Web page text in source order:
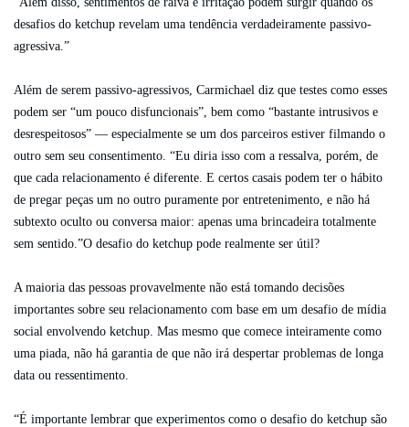
desafios do ketchup revelam uma tendência verdadeiramente passivo-
agressiva.”
Além de serem passivo-agressivos, Carmichael diz que testes como esses
podem ser “um pouco disfuncionais”, bem como “bastante intrusivos e
desrespeitosos” — especialmente se um dos parceiros estiver filmando o
outro sem seu consentimento. “Eu diria isso com a ressalva, porém, de
que cada relacionamento é diferente. E certos casais podem ter o hábito
de pregar peças um no outro puramente por entretenimento, e não há
subtexto oculto ou conversa maior: apenas uma brincadeira totalmente
sem sentido.”O desafio do ketchup pode realmente ser útil?
A maioria das pessoas provavelmente não está tomando decisões
importantes sobre seu relacionamento com base em um desafio de mídia
social envolvendo ketchup. Mas mesmo que comece inteiramente como
uma piada, não há garantia de que não irá despertar problemas de longa
data ou ressentimento.
“É importante lembrar que experimentos como o desafio do ketchup são